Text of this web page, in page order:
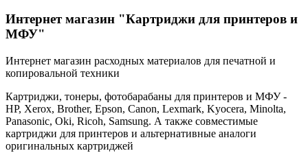
Интернет магазин "Картриджи для принтеров и
МФУ"
Интернет магазин расходных материалов для печатной и
копировальной техники
Картриджи, тонеры, фотобарабаны для принтеров и МФУ -
HP, Xerox, Brother, Epson, Canon, Lexmark, Kyocera, Minolta,
Panasonic, Oki, Ricoh, Samsung. А также совместимые
картриджи для принтеров и альтернативные аналоги
оригинальных картриджей